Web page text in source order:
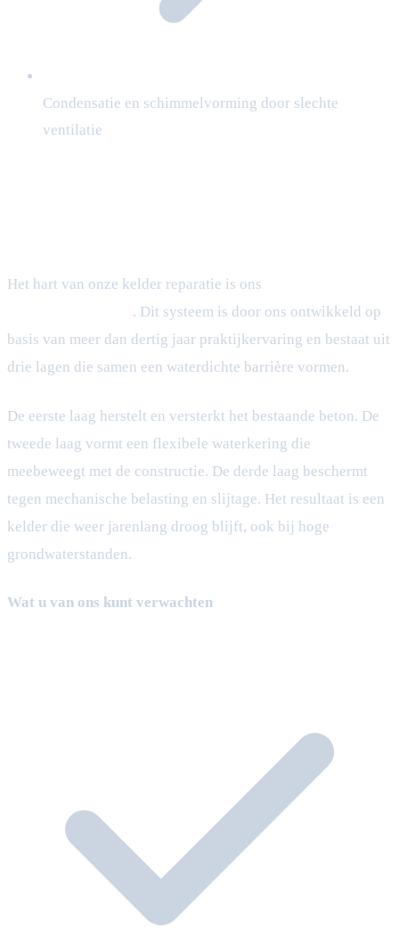
Condensatie en schimmelvorming door slechte
ventilatie
Het hart van onze kelder reparatie is ons
. Dit systeem is door ons ontwikkeld op
basis van meer dan dertig jaar praktijkervaring en bestaat uit
drie lagen die samen een waterdichte barrière vormen.
De eerste laag herstelt en versterkt het bestaande beton. De
tweede laag vormt een flexibele waterkering die
meebeweegt met de constructie. De derde laag beschermt
tegen mechanische belasting en slijtage. Het resultaat is een
kelder die weer jarenlang droog blijft, ook bij hoge
grondwaterstanden.
Wat u van ons kunt verwachten